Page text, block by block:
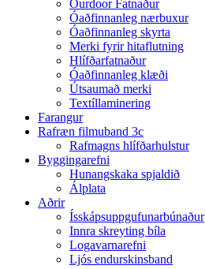
Ourdoor Fatnaður
Óaðfinnanleg nærbuxur
Óaðfinnanleg skyrta
Merki fyrir hitaflutning
Hlífðarfatnaður
Óaðfinnanleg klæði
Útsaumað merki
Textíllaminering
Farangur
Rafræn filmuband 3c
Rafmagns hlífðarhulstur
Byggingarefni
Hunangskaka spjaldið
Álplata
Aðrir
Ísskápsuppgufunarbúnaður
Innra skreyting bíla
Logavarnarefni
Ljós endurskinsband